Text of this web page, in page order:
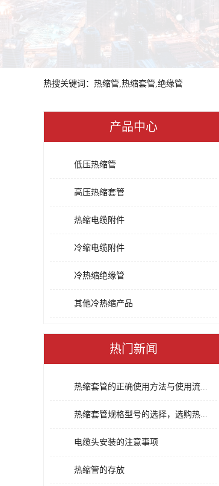
热搜关键词：热缩管,热缩套管,绝缘管
产品中心
低压热缩管
高压热缩套管
热缩电缆附件
冷缩电缆附件
冷热缩绝缘管
其他冷热缩产品
热门新闻
热缩套管的正确使用方法与使用流...
热缩套管规格型号的选择，选购热...
电缆头安装的注意事项
热缩管的存放